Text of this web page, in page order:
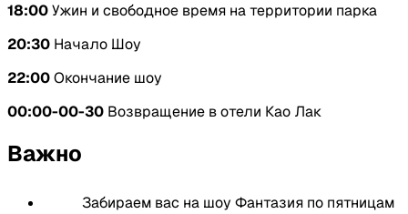
Трансфер из всех отелей Као Лак
Не включено:
развлечения на территории шоу и т. д.
18:00Ужин и свободное время на территории парка
20:30 Начало Шоу
22:00Окончание шоу
00:00-00-30 Возвращение в отели Као Лак
Важно
Забираем вас на шоу Фантазия по пятницам